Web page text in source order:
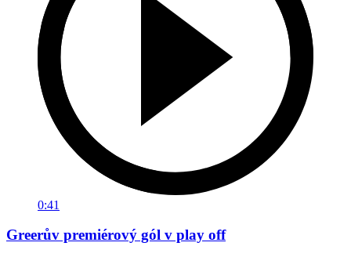
0:41
Greerův premiérový gól v play off